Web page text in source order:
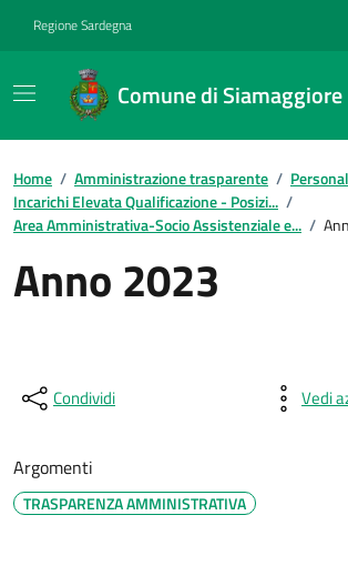
Regione Sardegna
Comune di Siamaggiore
Home / Amministrazione trasparente /
Incarichi Elevata Qualificazione - Posizi... /
Area Amministrativa-Socio Assistenziale e... /
Anno 2023
Condividi Vedi
Argomenti
TRASPARENZA AMMINISTRATIVA